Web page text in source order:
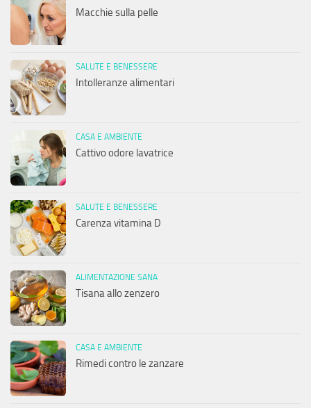
Macchie sulla pelle
SALUTE E BENESSERE
Intolleranze alimentari
CASA E AMBIENTE
Cattivo odore lavatrice
SALUTE E BENESSERE
Carenza vitamina D
ALIMENTAZIONE SANA
Tisana allo zenzero
CASA E AMBIENTE
Rimedi contro le zanzare